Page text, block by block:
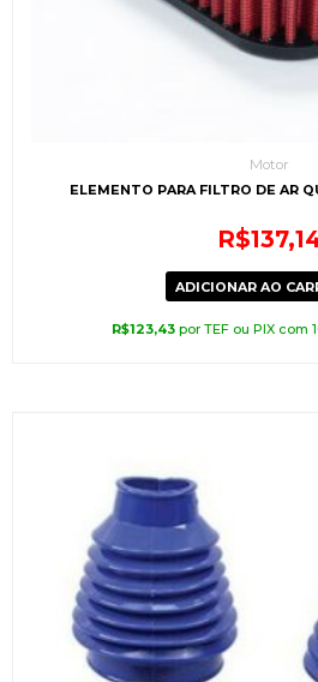
Motor
ELEMENTO PARA FILTRO DE AR
R$
ADICIONAR AO
R$123,43 por TEF ou PIX com